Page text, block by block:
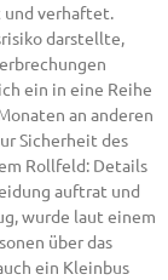
und verhaftet.
darstellte,
ein in eine Reihe
an anderen
Sicherheit des
Rollfeld: Details
auftrat und
wurde laut einem
über das
ein Kleinbus